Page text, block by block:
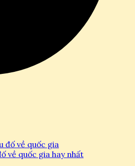
đố về quốc gia
về quốc gia hay nhất